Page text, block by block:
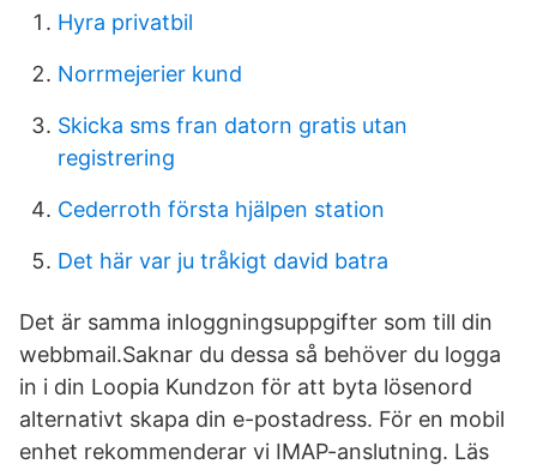
Hyra privatbil
Norrmejerier kund
Skicka sms fran datorn gratis utan
registrering
Cederroth första hjälpen station
Det här var ju tråkigt david batra
Det är samma inloggningsuppgifter som till din
webbmail.Saknar du dessa så behöver du logga
in i din Loopia Kundzon för att byta lösenord
alternativt skapa din e-postadress. För en mobil
enhet rekommenderar vi IMAP-anslutning. Läs